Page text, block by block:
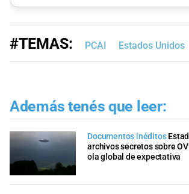
#TEMAS: PCAI Estados Unidos
Además tenés que leer:
Documentos inéditos
archivos secretos sobre
ola global de expectativa